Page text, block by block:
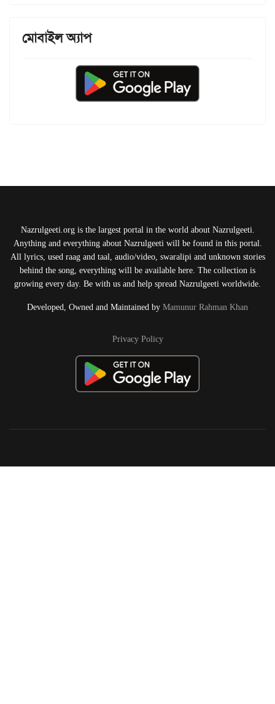
মোবাইল অ্যাপ
Nazrulgeeti.org is the largest portal in the world about Nazrulgeeti.
Anything and everything about Nazrulgeeti will be found in this portal.
All lyrics, used raag and taal, audio/video, swaralipi and unknown stories
behind the song, everything will be available here. The collection is
growing every day. Be with us and help spread Nazrulgeeti worldwide.
Developed, Owned and Maintained by Mamunur Rahman Khan
Privacy Policy